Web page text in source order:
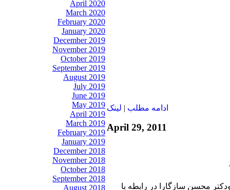
April 2020
March 2020
February 2020
January 2020
December 2019
November 2019
October 2019
September 2019
August 2019
July 2019
June 2019
May 2019
April 2019
March 2019
February 2019
January 2019
December 2018
November 2018
October 2018
September 2018
August 2018
ادامه مطلب | لينک
April 29, 2011
عليرضا نوری زاده٬ ودكتر محسن سازگارا در رابطه با